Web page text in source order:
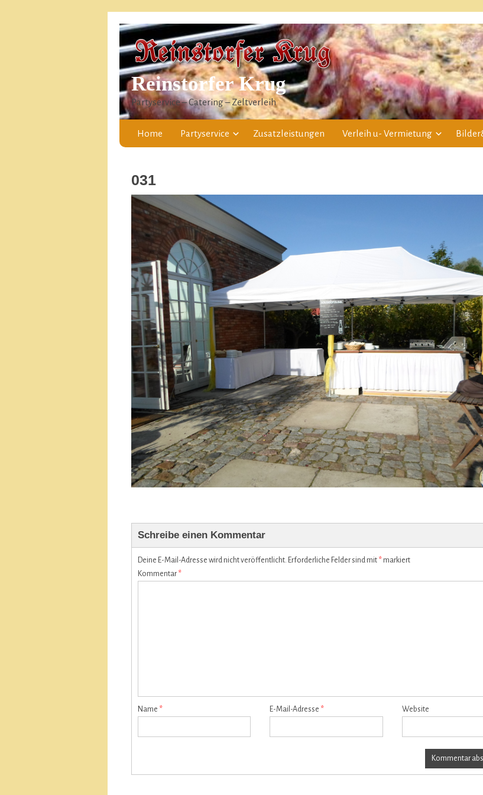
Reinstorfer Krug
Partyservice – Catering – Zeltverleih
Home Partyservice Zusatzleistungen Verleih u- Vermietung
031
Schreibe einen Kommentar
Deine E-Mail-Adresse wird nicht veröffentlicht. Erforderliche Felder sind mit * markiert
Kommentar*
Name * E-Mail-Adresse * Website